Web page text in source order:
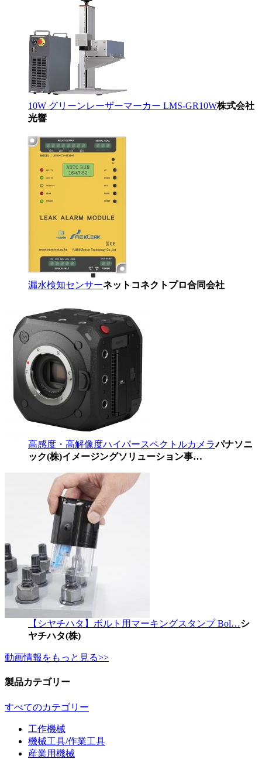
10W グリーンレーザーマーカー LMS-GR10W株式会社
光響
漏水検知センサーネットコネクトプロ合同会社
高感度・高解像度ハイパースペクトルカメラパナソニ
ック(株)イメージングソリューション事…
【シヤチハタ】ボルト用マーキングスタンプ Bol…シ
ヤチハタ(株)
動画情報をもっと見る>>
製品カテゴリー
すべてのカテゴリー
工作機械
機械工具/作業工具
産業用機械